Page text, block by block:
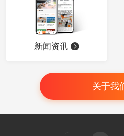
新闻资讯
关于我